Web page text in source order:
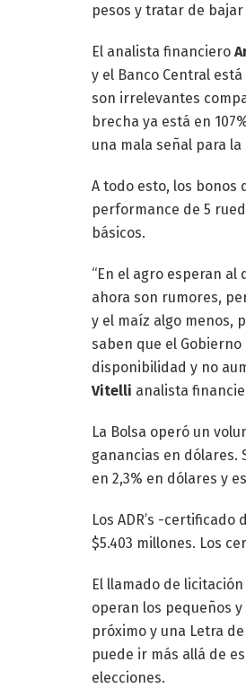
pesos y tratar de
El analista financiero
y el Banco Central
son irrelevantes
brecha ya está en
una mala señal para la
A todo esto, los
performance de 5
básicos.
“En el agro esperan
ahora son rumores,
y el maíz algo menos,
saben que el
disponibilidad y no
Vitelli analista
La Bolsa operó un
ganancias en dólares.
en 2,3% en dólares y
Los ADR’s -
$5.403 millones. Los
El llamado de
operan los pequeños
próximo y una Letra
puede ir más allá de
elecciones.